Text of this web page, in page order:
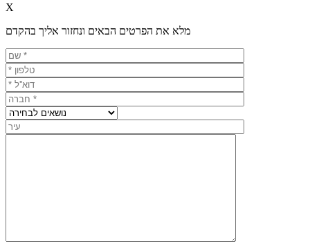
X
מלא את הפרטים הבאים ונחזור אליך בהקדם